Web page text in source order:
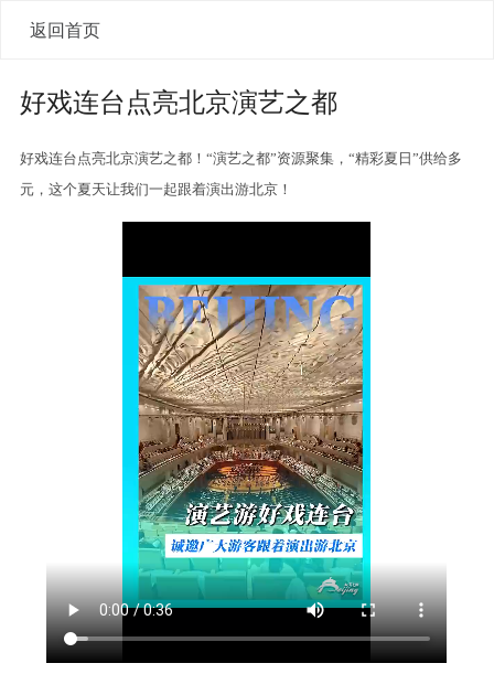
返回首页
好戏连台点亮北京演艺之都
好戏连台点亮北京演艺之都！“演艺之都”资源聚集，“精彩夏日”供给多
元，这个夏天让我们一起跟着演出游北京！